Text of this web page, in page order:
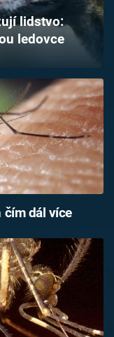
lidstvo:
ledovce
čím dál více